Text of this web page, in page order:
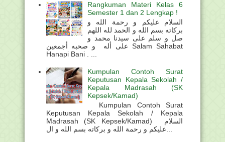
Rangkuman Materi Kelas 6
Semester 1 dan 2 Lengkap !
السلام عليكم و رحمة الله و
بركاته بسم الله و الحمد لله اللهم
صل و سلم على سيدنا محمد و
على أله و صحبه أجمعين Salam Sahabat
Hanapi Bani . ...
Kumpulan Contoh Surat
Keputusan Kepala Sekolah /
Kepala Madrasah (SK
Kepsek/Kamad)
Kumpulan Contoh Surat
Keputusan Kepala Sekolah / Kepala
Madrasah (SK Kepsek/Kamad) السلام
عليكم و رحمة الله و بركاته بسم الله و ال...